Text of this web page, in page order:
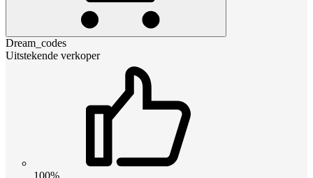
Dream_codes
Uitstekende verkoper
100%